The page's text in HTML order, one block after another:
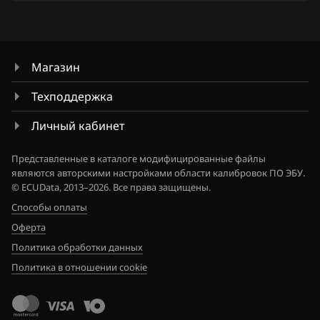
Foton
GAC
Genesis
Great Wall
Groz
Haval
8200549026
8200549056
8200561531
8200578801
8200611871
8200648264
8200707889
8200752504
Магазин
Техподдержка
Личный кабинет
Представленные в каталоге модифицированные файлы
являются авторскими настройками области калибровок ПО ЭБУ.
© ECUData, 2013–2026. Все права защищены.
Способы оплаты
Оферта
Политика обработки данных
Политика в отношении cookie